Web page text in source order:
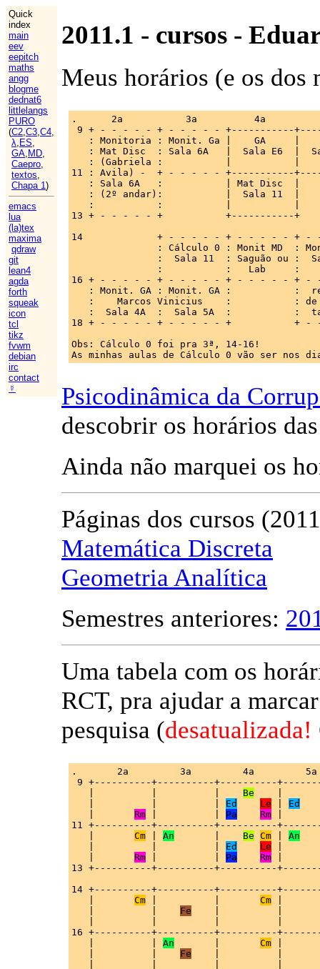
Quick
index
main
eev
eepitch
maths
angg
blogme
dednat6
littlelangs
PURO
(C2,C3,C4,
λ, ES,
GA, MD,
Caepro,
textos,
Chapa 1)
emacs
lua
(la)tex
maxima
qdraw
git
lean4
agda
forth
squeak
icon
tcl
tikz
fvwm
debian
irc
contact
☿
2011.1 - cursos -
Meus horários (e os
.      2a           3a          4a
9 + - - - - - + - - - - - +-----------
: Monitoria : Monit. Ga |    GA     |
: Mat Disc  : Sala 6A   |  Sala E6  |
: (Gabriela :           |           |
11 : Avila) -  + - - - - - +-----------
: Sala 6A   :           | Mat Disc  |
: (2º andar):           |  Sala 11  |
:           :           |           |
13 + - - - - - +           +-----------+
14             + - - - - - + - - - - - + -
: Cálculo 0 : Monit MD  :
:  Sala 11  : Saguão ou :
:           :   Lab     :
16 + - - - - - + - - - - - + - - - - - + -
: Monit. GA : Monit. GA :           :
:    Marcos Vinicius    :           : de
:  Sala 4A  :  Sala 5A  :           :
18 + - - - - - + - - - - - +           + -
Obs: Cálculo 0 foi pra 3ª, 14-16!
Psicodinâmica da
descobrir os horários
Ainda não marquei os
Páginas dos cursos
Matemática Discreta
Geometria Analítica
Semestres anteriores:
Uma tabela com os
RCT, pra ajudar a
pesquisa (desatualizada!
.       2a         3a         4a
9 +----------+----------+----------
Be
Ed Le Ed
Rm Pa Rm
11 +----------+----------+----------
Cm An Be Cm An
Ed Le
Rm Pa Rm
13 +----------+----------+----------
14 +----------+----------+----------
Cm Cm
Fe
16 +----------+----------+----------
An Cm
Fe